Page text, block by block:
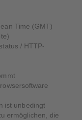
Time (GMT)
/ HTTP-
ist unbedingt
ermöglichen, die